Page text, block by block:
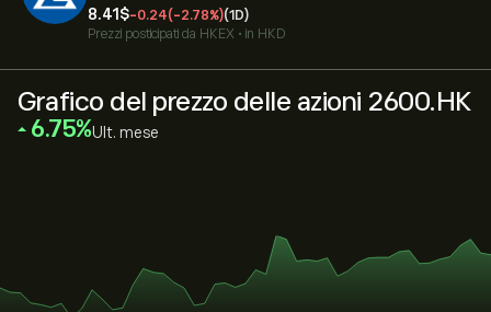
8.41‎$‎-0.24(-2.78%)(1D)
Prezzi posticipati da HKEX • in HKD
Grafico del prezzo delle azioni 2600.HK
‎6.75‎ Ult. mese